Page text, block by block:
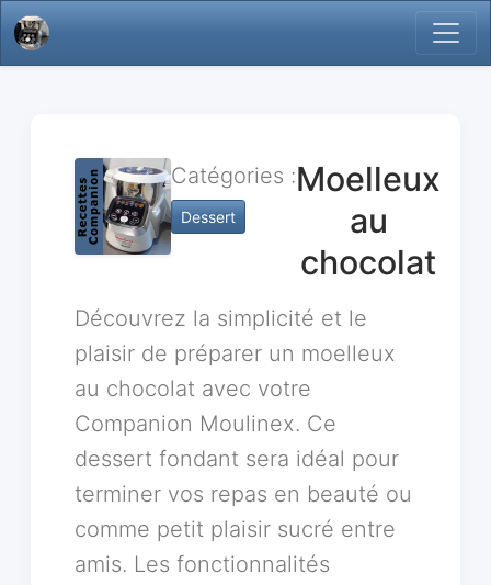
Catégories :
Dessert
Moelleux
au
chocolat
Découvrez la simplicité et le
plaisir de préparer un moelleux
au chocolat avec votre
Companion Moulinex. Ce
dessert fondant sera idéal pour
terminer vos repas en beauté ou
comme petit plaisir sucré entre
amis. Les fonctionnalités